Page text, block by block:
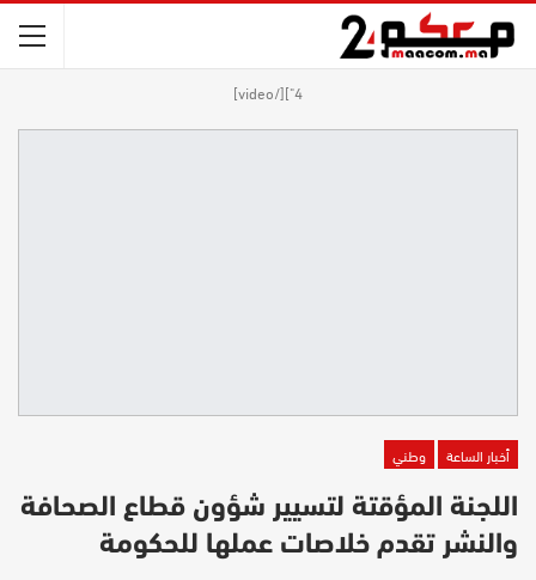
4"][/video]
أخبار الساعة وطني
اللجنة المؤقتة لتسيير شؤون قطاع الصحافة
والنشر تقدم خلاصات عملها للحكومة